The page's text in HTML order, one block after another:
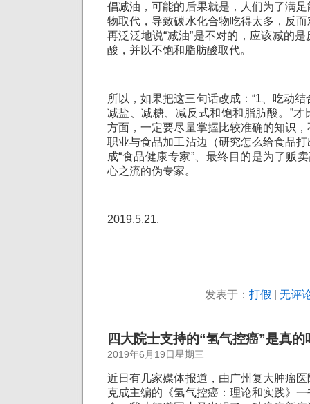
倡减油，可能的后果就是，人们为了满
物取代，导致碳水化合物吃得太多，反
再泛泛地说“减油”是不对的，应该减的
酸，并以不饱和脂肪酸取代。
所以，如果把这三句话改成：“1、吃动
减盐、减糖、减反式和饱和脂肪酸。”
方面，一定要尽量掌握比较准确的知识
职业与食品加工沾边（研究怎么给食品
成“食品健康专家”、最终目的是为了贩
心之流的伪专家。
2019.5.21.
发表于： 打假 无评
四大院士支持的“氢气控癌”是真的
2019年6月19日星期三
近日有几家媒体报道，由广州复大肿瘤
克成主编的《氢气控癌：理论和实践》